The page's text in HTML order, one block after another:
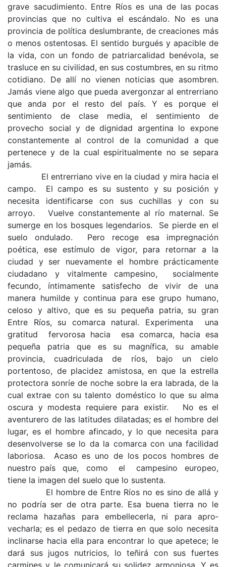
grave sacudimiento. Entre Ríos es una de las pocas
provincias que no cultiva el escándalo. No es una
provincia de política des­lumbrante, de creaciones más
o menos ostentosas. El sentido burgués y apacible de
la vida, con un fondo de patriarcalidad benévola, se
trasluce en su civilidad, en sus costumbres, en su ritmo
co­tidiano. De allí no vienen noticias que asombren.
Jamás viene algo que pueda avergonzar al entre­rriano
que anda por el resto del país. Y es porque el
sentimiento de clase media, el sentimiento de
provecho social y de dignidad argentina lo expone
constantemente al control de la comunidad a que
pertenece y de la cual espiritualmente no se separa
jamás.
El entrerriano vive en la ciudad y mira hacia el
campo. El campo es su sustento y su posición y
necesita identificarse con sus cuchillas y con su
arroyo. Vuelve constantemente al río maternal. Se
sumerge en los bosques legendarios. Se pierde en el
suelo ondulado. Pero recoge esa impregna­ción
poética, ese estímulo de vigor, para retornar a la
ciudad y ser nuevamente el hombre prácticamente
ciudadano y vitalmente campesino,
socialmente
fecundo, íntimamente satisfecho de vi­vir de una
manera humilde y continua para ese grupo humano,
celoso y altivo, que es su pequeña patria, su gran
Entre Ríos, su comarca natural. Experimenta una
gratitud fervorosa hacia esa comarca, hacia esa
pequeña patria que es su mag­nífica, su amable
provincia, cuadriculada de ríos, bajo un cielo
portentoso, de placidez amistosa, en que la estrella
protectora sonríe de noche sobre la era labrada, de la
cual extrae con su talento doméstico lo que su alma
oscura y modesta re­quiere para existir. No es el
aventurero de las latitudes dilatadas; es el hombre del
lugar, es el hombre afincado, y lo que necesita para
desenvolverse se lo da la comarca con una facilidad
laboriosa. Acaso es uno de los pocos hombres de
nuestro país que, como el campesino europeo,
tiene la imagen del suelo que lo sustenta.
El hombre de Entre Ríos no es sino de allá y
no podría ser de otra parte. Esa buena tierra no le
reclama hazañas para embellecerla, ni para apro­
vecharla; es el pedazo de tierra en que solo nece­sita
inclinarse hacia ella para encontrar lo que apetece; le
dará sus jugos nutricios, lo teñirá con sus fuertes
carmines y le comunicará su solidez armoniosa. Y es